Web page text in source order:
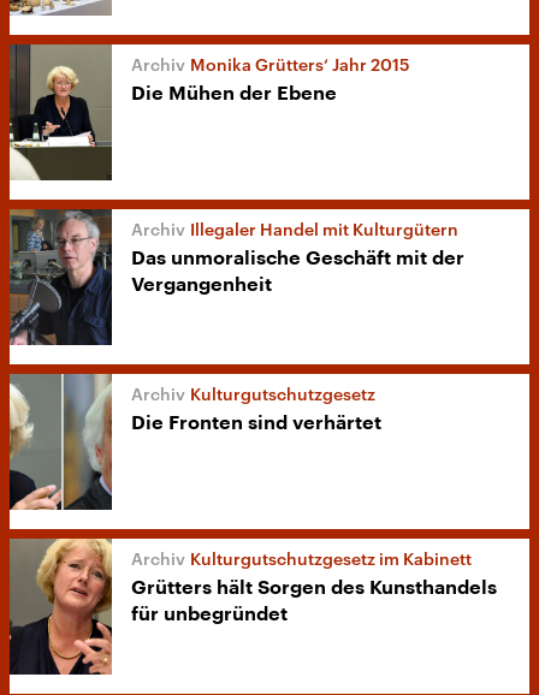
Monika Grütters‘ Jahr 2015
Die Mühen der Ebene
Illegaler Handel mit Kulturgütern
Das unmoralische Geschäft mit der
Vergangenheit
Kulturgutschutzgesetz
Die Fronten sind verhärtet
Kulturgutschutzgesetz im Kabinett
Grütters hält Sorgen des Kunsthandels
für unbegründet